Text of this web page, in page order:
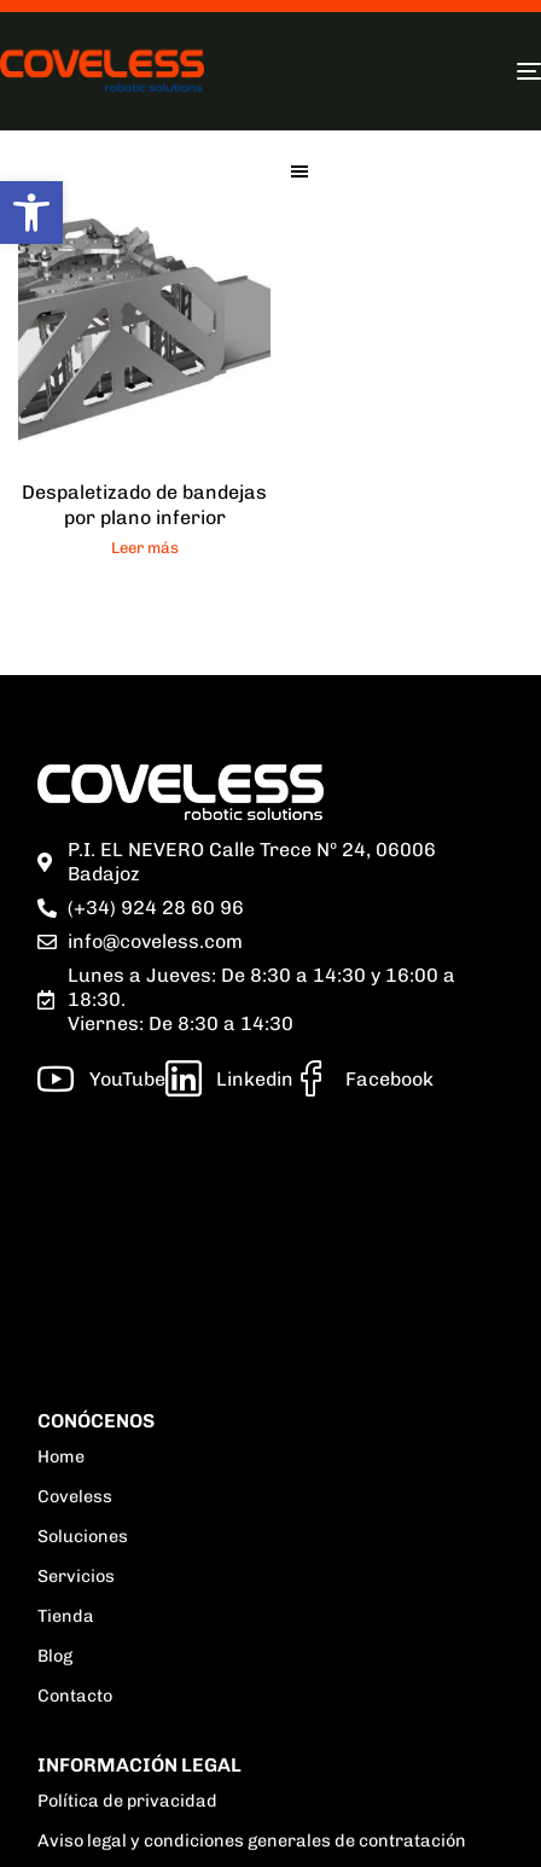
Abrir barra de herramientas
Despaletizado de bandejas
por plano inferior
Leer más
P.I. EL NEVERO Calle Trece Nº 24, 06006
Badajoz
(+34) 924 28 60 96
info@coveless.com
Lunes a Jueves: De 8:30 a 14:30 y 16:00 a
18:30.
Viernes: De 8:30 a 14:30
YouTube Linkedin Facebook
CONÓCENOS
Home
Coveless
Soluciones
Servicios
Tienda
Blog
Contacto
INFORMACIÓN LEGAL
Política de privacidad
Aviso legal y condiciones generales de contratación